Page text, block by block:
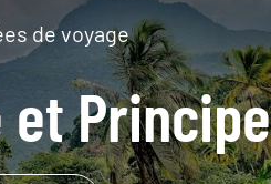
de voyage
et Principe